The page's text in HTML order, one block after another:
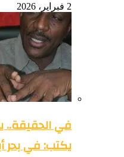
2 فبراير، 2026
في الحقيقة..
يكتب: في بحر